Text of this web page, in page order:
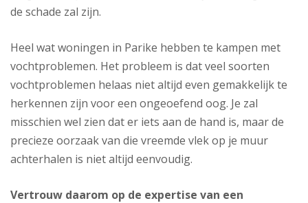
de schade zal zijn.
Heel wat woningen in Parike hebben te kampen met
vochtproblemen. Het probleem is dat veel soorten
vochtproblemen helaas niet altijd even gemakkelijk te
herkennen zijn voor een ongeoefend oog. Je zal
misschien wel zien dat er iets aan de hand is, maar de
precieze oorzaak van die vreemde vlek op je muur
achterhalen is niet altijd eenvoudig.
Vertrouw daarom op de expertise van een